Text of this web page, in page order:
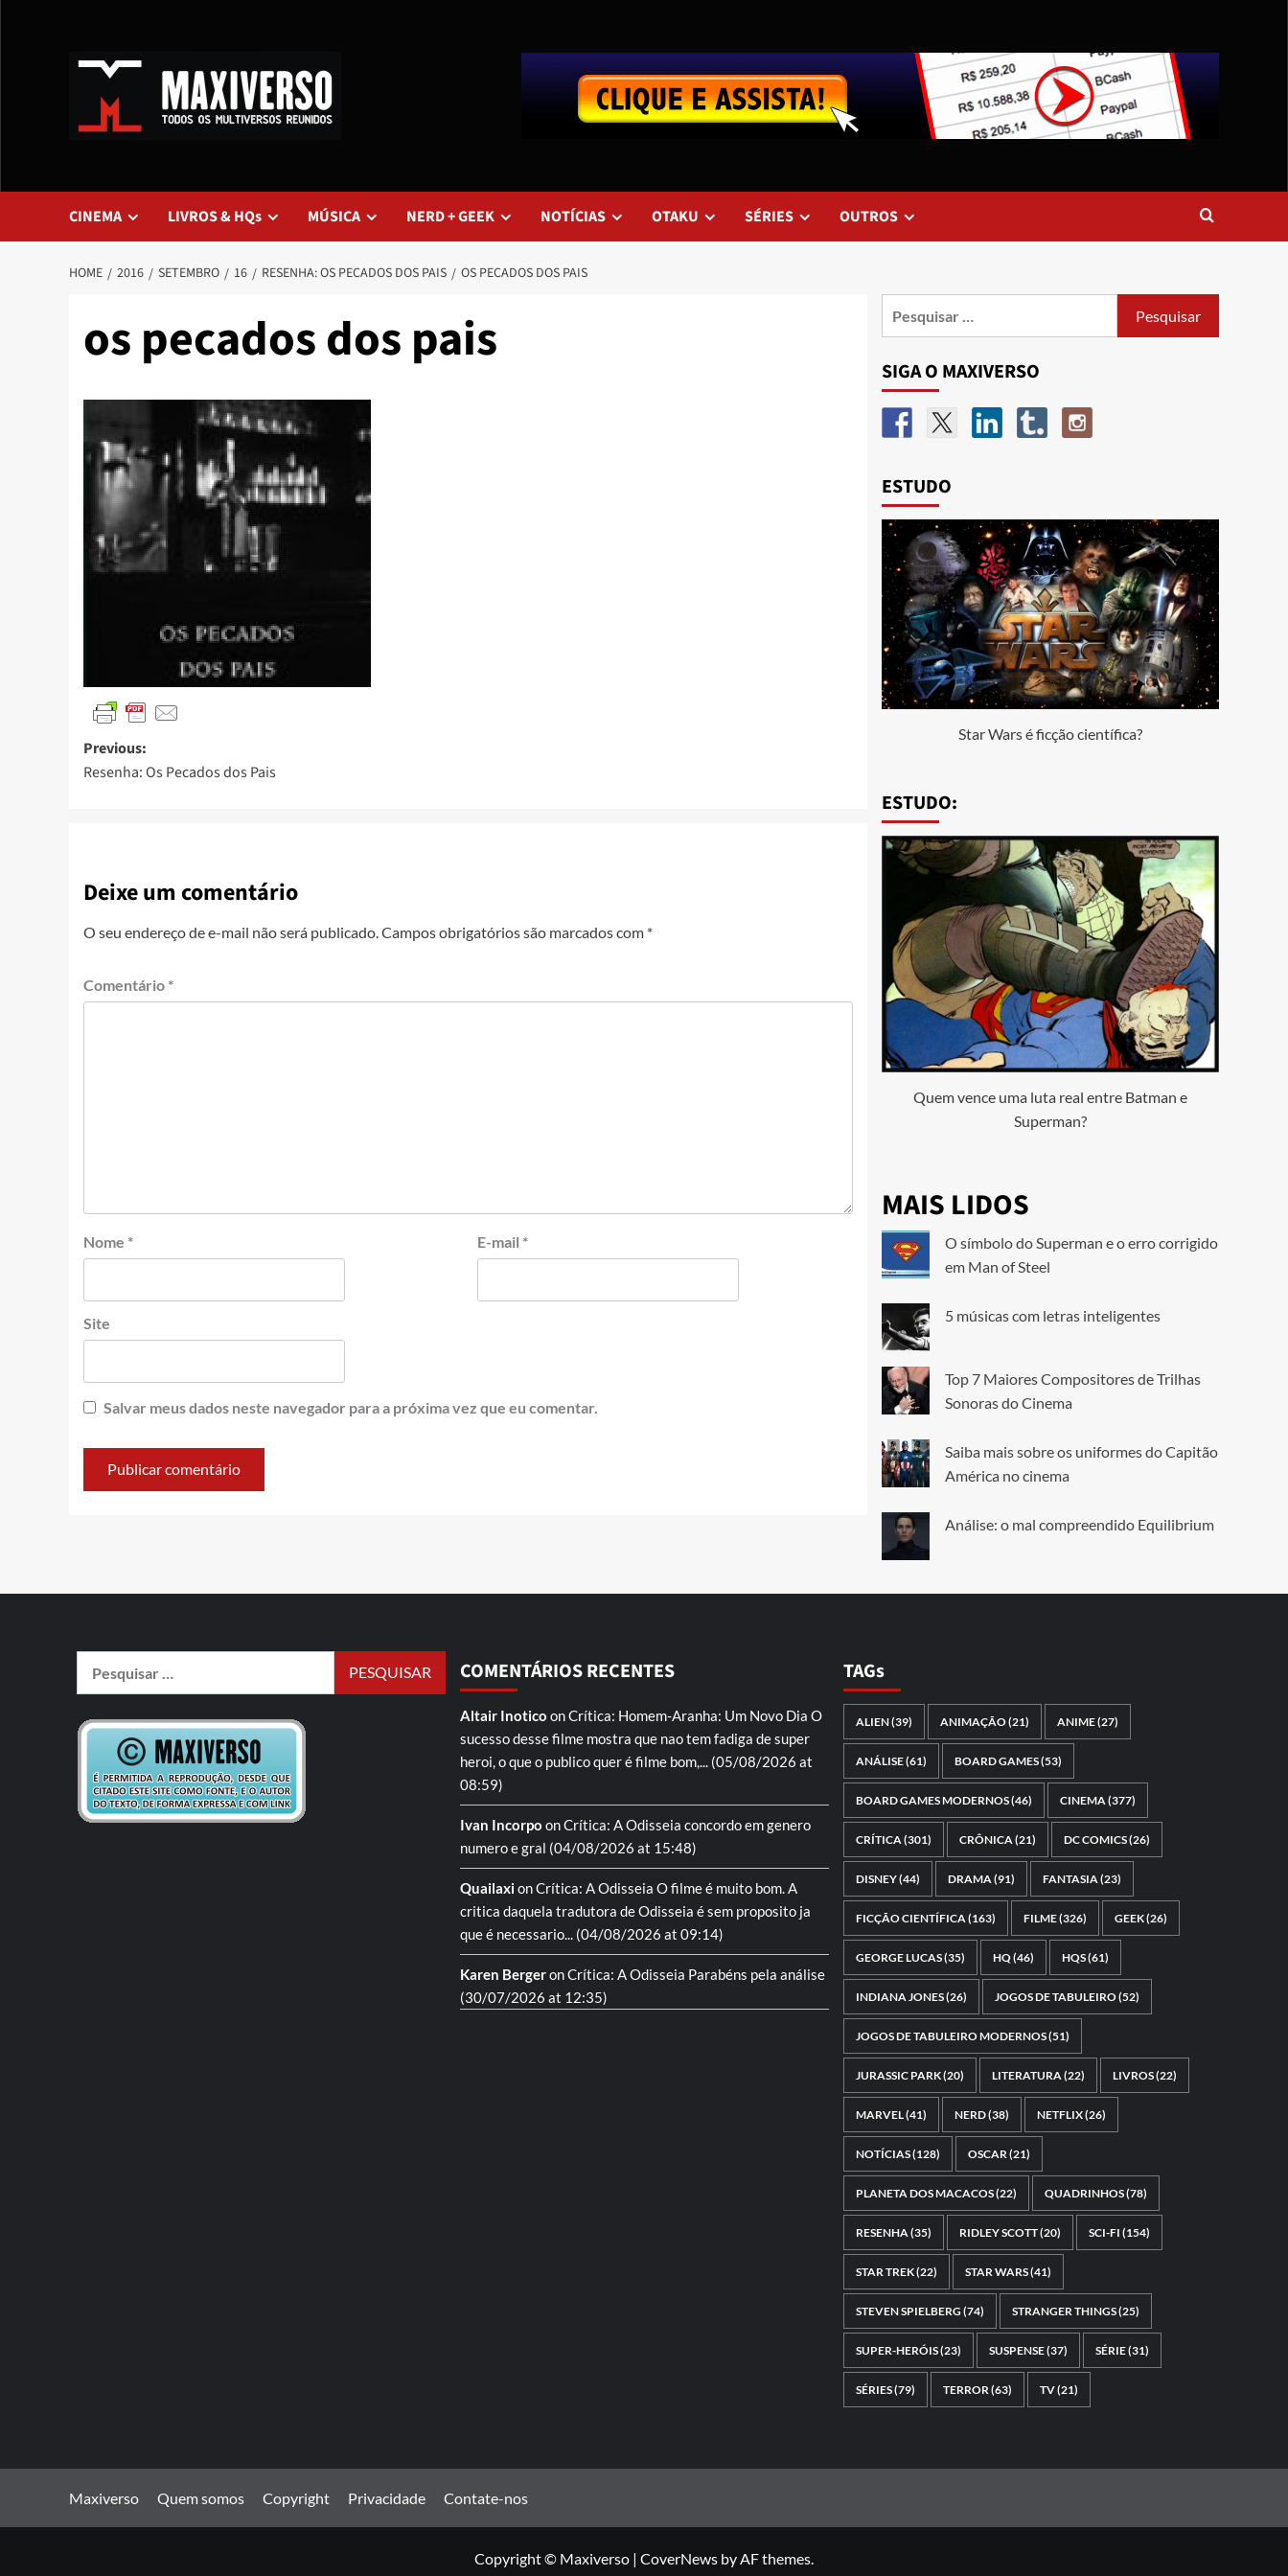
CINEMA LIVROS & HQs MÚSICA NERD + GEEK NOTÍCIAS OTAKU SÉRIES OUTROS
HOME 2016 SETEMBRO 16 RESENHA: OS PECADOS DOS PAIS OS PECADOS DOS PAIS
os pecados dos pais
Previous:
Resenha: Os Pecados dos Pais
Deixe um comentário
O seu endereço de e-mail não será publicado.Campos obrigatórios são marcados com *
Comentário *
Nome * E-mail *
Site
Salvar meus dados neste navegador para a próxima vez que eu comentar.
SIGA O MAXIVERSO
ESTUDO
Star Wars é ficção científica?
ESTUDO:
Quem vence uma luta real entre Batman e
Superman?
MAIS LIDOS
O símbolo do Superman e o erro corrigido
em Man of Steel
5 músicas com letras inteligentes
Top 7 Maiores Compositores de Trilhas
Sonoras do Cinema
Saiba mais sobre os uniformes do Capitão
América no cinema
Análise: o mal compreendido Equilibrium
COMENTÁRIOS RECENTES
Altair Inotico onCrítica: Homem-Aranha: Um Novo Dia O
sucesso desse filme mostra que nao tem fadiga de super
heroi, o que o publico quer é filme bom,... (05/08/2026 at
08:59)
Ivan Incorpo onCrítica: A Odisseia concordo em genero
numero e gral (04/08/2026 at 15:48)
QuailaxionCrítica: A Odisseia O filme é muito bom. A
critica daquela tradutora de Odisseia é sem proposito ja
que é necessario... (04/08/2026 at 09:14)
Karen BergeronCrítica: A Odisseia Parabéns pela análise
(30/07/2026 at 12:35)
TAGs
ALIEN(39) ANIMAÇÃO(21) ANIME(27)
ANÁLISE(61) BOARD GAMES(53)
BOARD GAMES MODERNOS(46) CINEMA (377)
CRÍTICA (301) CRÔNICA (21) DC COMICS(26)
DISNEY(44) DRAMA (91) FANTASIA (23)
FICÇÃO CIENTÍFICA (163) FILME(326) GEEK(26)
GEORGE LUCAS(35) HQ(46) HQS(61)
INDIANA JONES(26) JOGOS DE TABULEIRO(52)
JOGOS DE TABULEIRO MODERNOS(51)
JURASSIC PARK(20) LITERATURA (22) LIVROS(22)
MARVEL(41) NERD(38) NETFLIX(26)
NOTÍCIAS(128) OSCAR (21)
PLANETA DOS MACACOS(22) QUADRINHOS(78)
RESENHA (35) RIDLEY SCOTT(20) SCI-FI (154)
STAR TREK(22) STAR WARS(41)
STEVEN SPIELBERG (74) STRANGER THINGS(25)
SUPER-HERÓIS(23) SUSPENSE(37) SÉRIE(31)
SÉRIES(79) TERROR (63) TV(21)
Maxiverso Quem somos Copyright Privacidade Contate-nos
Copyright © Maxiverso | CoverNews by AF themes.